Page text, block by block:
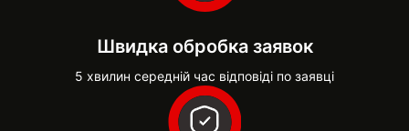
Швидка обробка заявок
5 хвилин середній час відповіді по заявці